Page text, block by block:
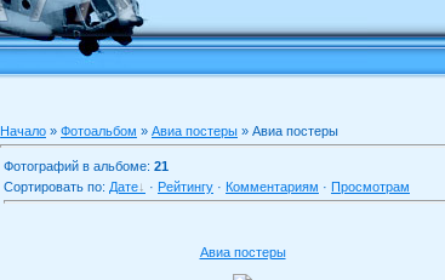
Начало » Фотоальбом » Авиа постеры » Авиа постеры
Фотографий в альбоме: 21
Сортировать по: Дате · Рейтингу · Комментариям · Просмотрам
Авиа постеры